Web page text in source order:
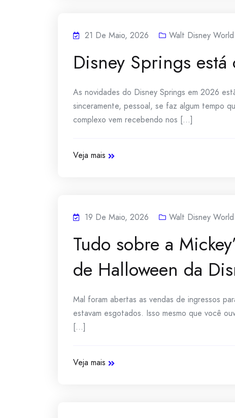
21 De Maio, 2026 Walt Disney World
Disney Springs
As novidades do Disney Springs em 2026
sinceramente, pessoal, se faz algum tempo
complexo vem recebendo nos [...]
Veja mais
19 De Maio, 2026 Walt Disney World
Tudo sobre a
de Halloween da
Mal foram abertas as vendas de ingressos
estavam esgotados. Isso mesmo que você
[...]
Veja mais